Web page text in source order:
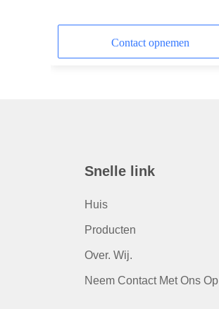
Contact opnemen
Snelle link
Huis
Producten
Over. Wij.
Neem Contact Met Ons Op